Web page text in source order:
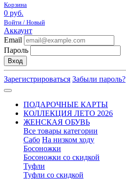
Корзина
0 руб.
Войти / Новый
Аккаунт
Email
Пароль
Вход
Зарегистрироваться Забыли пароль?
ПОДАРОЧНЫЕ КАРТЫ
КОЛЛЕКЦИЯ ЛЕТО 2026
ЖЕНСКАЯ ОБУВЬ
Все товары категории
Сабо На низком ходу
Босоножки
Босоножки со скидкой
Туфли
Туфли со скидкой